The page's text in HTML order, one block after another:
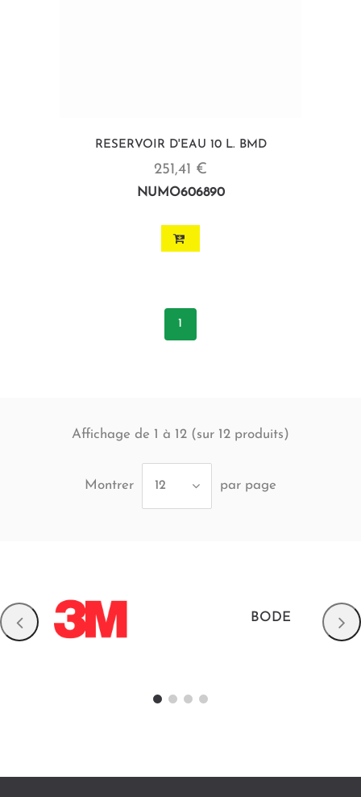
RESERVOIR D'EAU 10 L. BMD
251,41 €
NUMO606890
1
Affichage de 1 à 12 (sur 12 produits)
Montrer 12 par page
BODE